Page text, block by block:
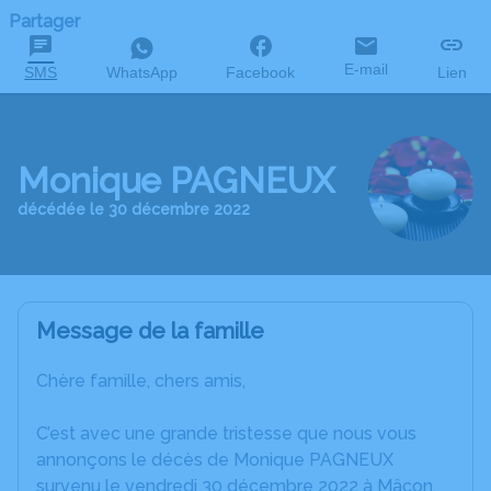
Partager
SMS WhatsApp Facebook E-mail Lien
Monique PAGNEUX
décédée le 30 décembre 2022
Message de la famille
Chère famille, chers amis,
C’est avec une grande tristesse que nous vous
annonçons le décès de Monique PAGNEUX
survenu le vendredi 30 décembre 2022 à Mâcon.